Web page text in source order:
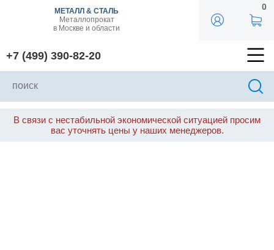
МЕТАЛЛ & СТАЛЬ
Металлопрокат
в Москве и области
+7 (499) 390-82-20
0
В связи с нестабильной экономической ситуацией просим
вас уточнять цены у наших менеджеров.